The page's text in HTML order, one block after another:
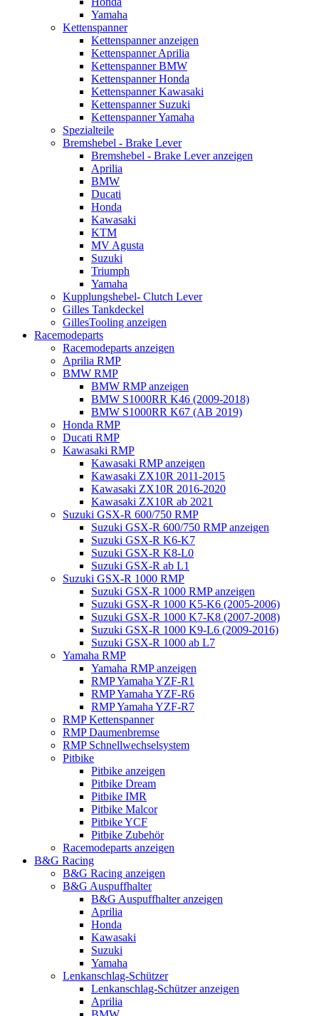
Yamaha
Kettenspanner
Kettenspanner anzeigen
Kettenspanner Aprilia
Kettenspanner BMW
Kettenspanner Honda
Kettenspanner Kawasaki
Kettenspanner Suzuki
Kettenspanner Yamaha
Spezialteile
Bremshebel - Brake Lever
Bremshebel - Brake Lever anzeigen
Aprilia
BMW
Ducati
Honda
Kawasaki
KTM
MV Agusta
Suzuki
Triumph
Yamaha
Kupplungshebel- Clutch Lever
Gilles Tankdeckel
GillesTooling anzeigen
Racemodeparts
Racemodeparts anzeigen
Aprilia RMP
BMW RMP
BMW RMP anzeigen
BMW S1000RR K46 (2009-2018)
BMW S1000RR K67 (AB 2019)
Honda RMP
Ducati RMP
Kawasaki RMP
Kawasaki RMP anzeigen
Kawasaki ZX10R 2011-2015
Kawasaki ZX10R 2016-2020
Kawasaki ZX10R ab 2021
Suzuki GSX-R 600/750 RMP
Suzuki GSX-R 600/750 RMP anzeigen
Suzuki GSX-R K6-K7
Suzuki GSX-R K8-L0
Suzuki GSX-R ab L1
Suzuki GSX-R 1000 RMP
Suzuki GSX-R 1000 RMP anzeigen
Suzuki GSX-R 1000 K5-K6 (2005-2006)
Suzuki GSX-R 1000 K7-K8 (2007-2008)
Suzuki GSX-R 1000 K9-L6 (2009-2016)
Suzuki GSX-R 1000 ab L7
Yamaha RMP
Yamaha RMP anzeigen
RMP Yamaha YZF-R1
RMP Yamaha YZF-R6
RMP Yamaha YZF-R7
RMP Kettenspanner
RMP Daumenbremse
RMP Schnellwechselsystem
Pitbike
Pitbike anzeigen
Pitbike Dream
Pitbike IMR
Pitbike Malcor
Pitbike YCF
Pitbike Zubehör
Racemodeparts anzeigen
B&G Racing
B&G Racing anzeigen
B&G Auspuffhalter
B&G Auspuffhalter anzeigen
Aprilia
Honda
Kawasaki
Suzuki
Yamaha
Lenkanschlag-Schützer
Lenkanschlag-Schützer anzeigen
Aprilia